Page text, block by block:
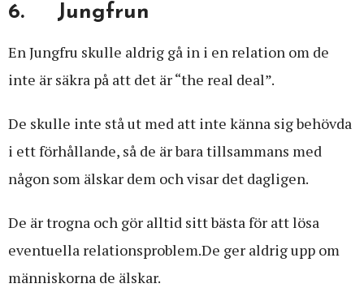
6. Jungfrun
En Jungfru skulle aldrig gå in i en relation om de
inte är säkra på att det är “the real deal”.
De skulle inte stå ut med att inte känna sig behövda
i ett förhållande, så de är bara tillsammans med
någon som älskar dem och visar det dagligen.
De är trogna och gör alltid sitt bästa för att lösa
eventuella relationsproblem.De ger aldrig upp om
människorna de älskar.